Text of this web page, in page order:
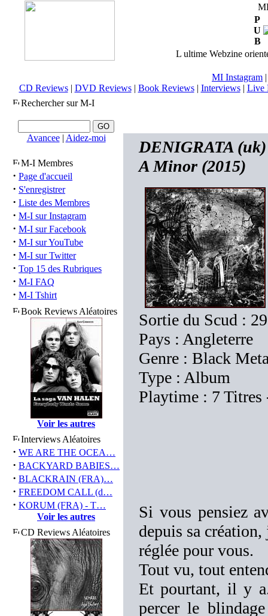
P
U
B
L ultime Webzine
MI Instagram
CD Reviews| DVD Reviews| Book Reviews| Interviews| Live
Rechercher sur M-I
Avancee| Aidez-moi
M-I Membres
· Page d'accueil
· S'enregistrer
· Liste des Membres
· M-I sur Instagram
· M-I sur Facebook
· M-I sur YouTube
· M-I sur Twitter
· Top 15 des Rubriques
· M-I FAQ
· M-I Tshirt
Book Reviews Aléatoires
Voir les autres
Interviews Aléatoires
· WE ARE THE OCEA…
· BACKYARD BABIES…
· BLACKRAIN (FRA)…
· FREEDOM CALL (d…
· KORUM (FRA) - T…
Voir les autres
CD Reviews Aléatoires
DENIGRATA
A Minor (2015)
Sortie du Scud :
Pays : Angleterre
Genre : Black
Type : Album
Playtime : 7 Titres
Si vous pensiez
depuis sa
réglée pour vous.
Tout vu, tout
Et pourtant, il y
percer le